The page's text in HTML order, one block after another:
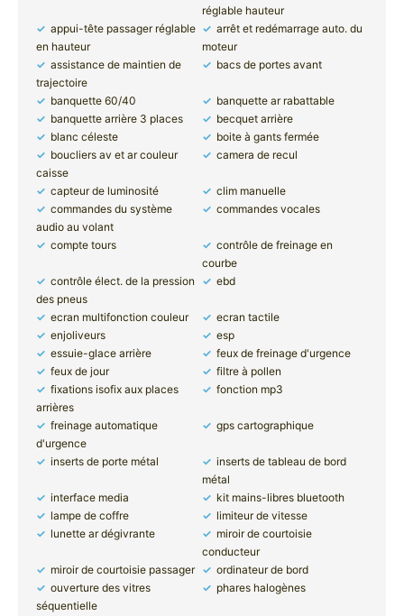
réglable hauteur
appui-tête passager réglable
en hauteur
arrêt et redémarrage auto. du
moteur
assistance de maintien de
trajectoire
bacs de portes avant
banquette 60/40
banquette ar rabattable
banquette arrière 3 places
becquet arrière
blanc céleste
boite à gants fermée
boucliers av et ar couleur
caisse
camera de recul
capteur de luminosité
clim manuelle
commandes du système
audio au volant
commandes vocales
compte tours
contrôle de freinage en
courbe
contrôle élect. de la pression
des pneus
ebd
ecran multifonction couleur
ecran tactile
enjoliveurs
esp
essuie-glace arrière
feux de freinage d'urgence
feux de jour
filtre à pollen
fixations isofix aux places
arrières
fonction mp3
freinage automatique
d'urgence
gps cartographique
inserts de porte métal
inserts de tableau de bord
métal
interface media
kit mains-libres bluetooth
lampe de coffre
limiteur de vitesse
lunette ar dégivrante
miroir de courtoisie
conducteur
miroir de courtoisie passager
ordinateur de bord
ouverture des vitres
séquentielle
phares halogènes